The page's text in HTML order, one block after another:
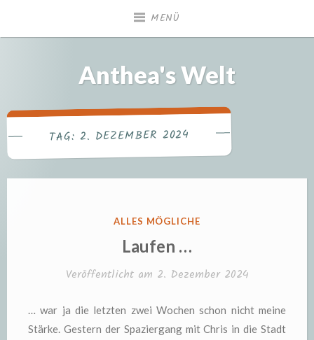
MENÜ
Anthea's Welt
TAG:2. DEZEMBER 2024
VERÖFFENTLICHT
ALLES MÖGLICHE
Laufen …
Veröffentlicht am 2. Dezember 2024
… war ja die letzten zwei Wochen schon nicht meine
Stärke. Gestern der Spaziergang mit Chris in die Stadt